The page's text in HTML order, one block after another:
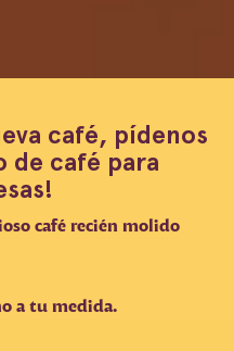
café, pídenos
de café para
café recién molido
a tu medida.